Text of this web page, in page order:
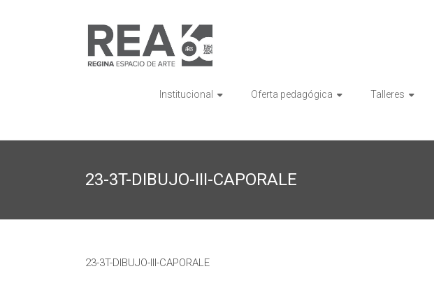
REA
Regina
Institucional Oferta pedagógica Talleres
23-3T-DIBUJO-III-CAPORALE
23-3T-DIBUJO-III-CAPORALE